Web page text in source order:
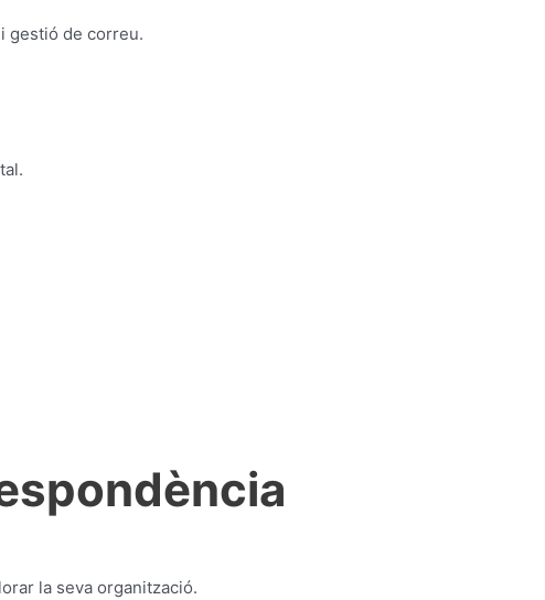
gestió de correu.
la seva organització.